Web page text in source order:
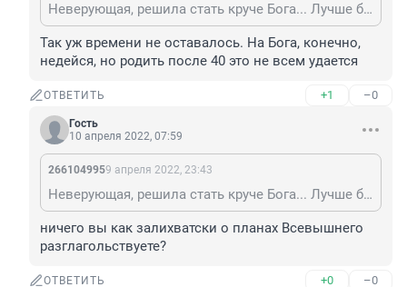
Неверующая, решила стать круче Бога... Лучше бы молилась и детские дома посещала...А когда созрела - то Бог ребёночка и подарил бы, при чём в комплекте с папой.
Так уж времени не оставалось. На Бога, конечно,
недейся, но родить после 40 это не всем удается
ОТВЕТИТЬ +1 –0
Гость
10 апреля 2022, 07:59
2661049959 апреля 2022, 23:43
Неверующая, решила стать круче Бога... Лучше бы молилась и детские дома посещала...А когда созрела - то Бог ребёночка и подарил бы, при чём в комплекте с папой.
ничего вы как залихватски о планах Всевышнего
разглагольствуете?
ОТВЕТИТЬ +0 –0